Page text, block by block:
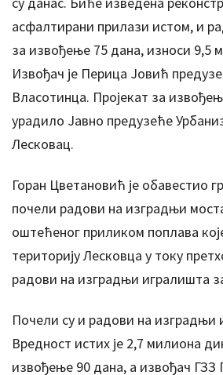
асфалтирани прилази истом, и
за извођење 75 дана, износи 9,5
Извођач је Перица Јовић
Власотинца. Пројекат за
урадило Јавно предузеће
Лесковац.
Горан Цветановић је обавестио
почели радови на изградњи
оштећеног приликом поплава
територију Лесковца у току
радови на изградњи игралишта
Почели су и радови на изградњи
Вредност истих је 2,7 милиона
извођење 90 дана, а извођач ГЗЗ